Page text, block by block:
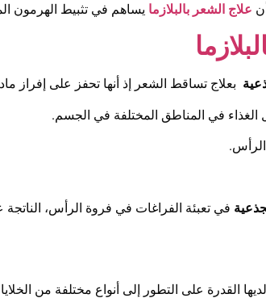
علاج الشعر بالبلازما يساهم في تثبيط الهرمون
بعلاج تساقط الشعر إذ أنها تحفز على إفراز
في المناطق المختلفة في الجسم.
الرأس.
في تعبئة الفراغات في فروة الرأس،
القدرة على التطور إلى أنواع مختلفة من